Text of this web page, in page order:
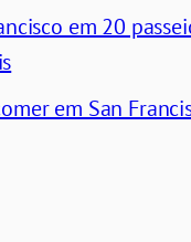
em 20
em San